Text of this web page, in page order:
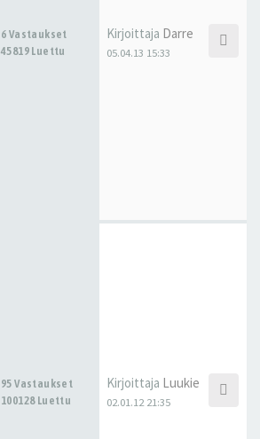
6 Vastaukset
45819 Luettu
Kirjoittaja Darre
05.04.13 15:33
95 Vastaukset
100128 Luettu
Kirjoittaja Luukie
02.01.12 21:35